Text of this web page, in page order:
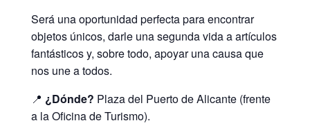
Será una oportunidad perfecta para encontrar
objetos únicos, darle una segunda vida a artículos
fantásticos y, sobre todo, apoyar una causa que
nos une a todos.
📍 ¿Dónde? Plaza del Puerto de Alicante (frente
a la Oficina de Turismo).